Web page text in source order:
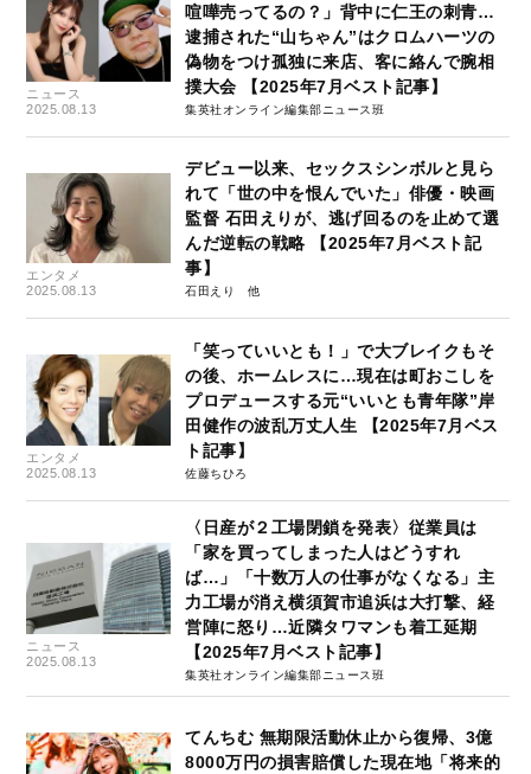
ニュース
2025.08.13
喧嘩売ってるの？」背中に仁王の刺青…
逮捕された“山ちゃん”はクロムハーツの
偽物をつけ孤独に来店、客に絡んで腕相
撲大会 【2025年7月ベスト記事】
集英社オンライン編集部ニュース班
エンタメ
2025.08.13
デビュー以来、セックスシンボルと見ら
れて「世の中を恨んでいた」俳優・映画
監督 石田えりが、逃げ回るのを止めて選
んだ逆転の戦略 【2025年7月ベスト記
事】
石田えり
エンタメ
2025.08.13
「笑っていいとも！」で大ブレイクもそ
の後、ホームレスに…現在は町おこしを
プロデュースする元“いいとも青年隊”岸
田健作の波乱万丈人生 【2025年7月ベス
ト記事】
佐藤ちひろ
ニュース
2025.08.13
〈日産が２工場閉鎖を発表〉従業員は
「家を買ってしまった人はどうすれ
ば…」「十数万人の仕事がなくなる」主
力工場が消え横須賀市追浜は大打撃、経
営陣に怒り…近隣タワマンも着工延期
【2025年7月ベスト記事】
集英社オンライン編集部ニュース班
てんちむ 無期限活動休止から復帰、3億
8000万円の損害賠償した現在地「将来的